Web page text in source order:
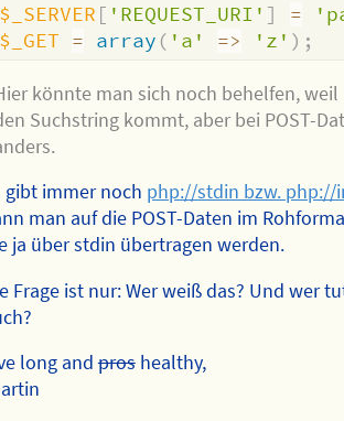
$_SERVER [ 'REQUEST_URI' ] =
$_GET = array ( 'a' => 'z' ) ;
könnte man sich noch behelfen, weil
Suchstring kommt, aber bei POST-
gibt immer noch php://stdin bzw. php://
man auf die POST-Daten im
ja über stdin übertragen werden.
Frage ist nur: Wer weiß das? Und wer
long andproshealthy,